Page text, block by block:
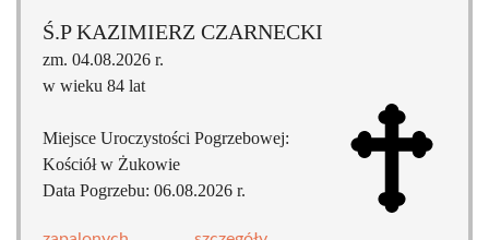
Ś.P KAZIMIERZ CZARNECKI
zm. 04.08.2026 r.
w wieku 84 lat
Miejsce Uroczystości Pogrzebowej:
Kościół w Żukowie
Data Pogrzebu: 06.08.2026 r.